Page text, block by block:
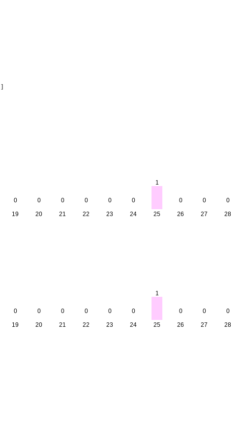
]
0
19
0
20
0
21
0
22
0
23
0
24
1
25
0
26
0
27
0
28
0
19
0
20
0
21
0
22
0
23
0
24
1
25
0
26
0
27
0
28